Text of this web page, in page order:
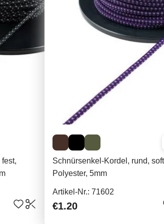
Schnürsenkel-Kordel, rund,
Polyester, 5mm
Artikel-Nr.: 71602
€1.20